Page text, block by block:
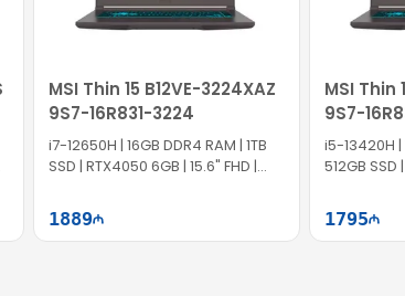
MSI Thin 15 B12VE-3224XAZ
9S7-16R831-3224
i7-12650H | 16GB DDR4 RAM | 1TB
SSD | RTX4050 6GB | 15.6" FHD |
1889
MSI Thin
9S7-
i5-13420H |
512GB SSD
1795